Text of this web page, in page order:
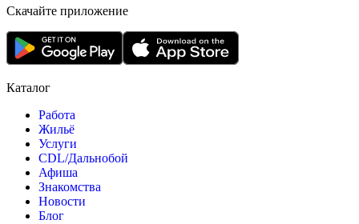
Скачайте приложение
Каталог
Работа
Жильё
Услуги
CDL/Дальнобой
Афиша
Знакомства
Новости
Блог